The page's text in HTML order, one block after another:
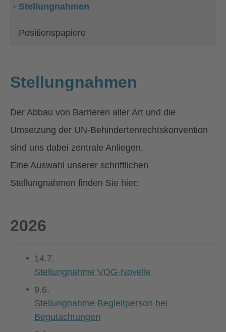
Stellungnahmen
Positionspapiere
Stellungnahmen
Der Abbau von Barrieren aller Art und die
Umsetzung der UN-Behindertenrechtskonvention
sind uns dabei zentrale Anliegen.
Eine Auswahl unserer schriftlichen
Stellungnahmen finden Sie hier:
2026
14.7.
Stellungnahme VOG-Novelle
9.6.
Stellungnahme Begleitperson bei
Begutachtungen